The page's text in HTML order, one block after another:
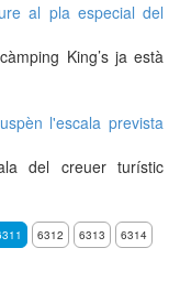
al pla especial del
King’s ja està
l'escala prevista
del creuer turístic
6312 6313
6314